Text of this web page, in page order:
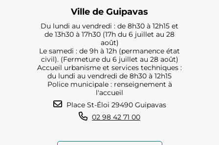
Ville de Guipavas
Du lundi au vendredi : de 8h30 à 12h15 et
de 13h30 à 17h30 (17h du 6 juillet au 28
août)
Le samedi : de 9h à 12h (permanence état
civil). (Fermeture du 6 juillet au 28 août)
Accueil urbanisme et services techniques :
du lundi au vendredi de 8h30 à 12h15
Police municipale : renseignement à
l'accueil
Place St-Éloi 29490 Guipavas
02 98 42 71 00